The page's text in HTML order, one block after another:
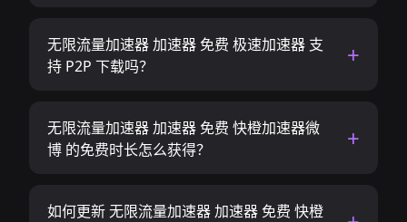
无限流量加速器 加速器 免费 极速加速器 支
持 P2P 下载吗？
无限流量加速器 加速器 免费 快橙加速器微
博 的免费时长怎么获得？
如何更新 无限流量加速器 加速器 免费 快橙